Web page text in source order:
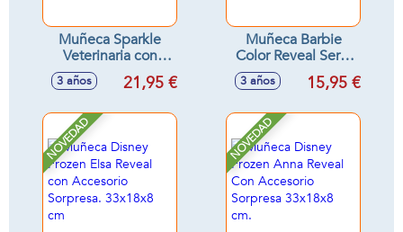
Muñeca Sparkle
Veterinaria con
clínica o Pastelera
con cocina 26 cm -
3 años 21,95 €
Muñeca Barbie
Color Reveal Serie
Disco Star.
32,50x8,50x8,50
surtidos
3 años 15,95 €
NOVEDAD NOVEDAD